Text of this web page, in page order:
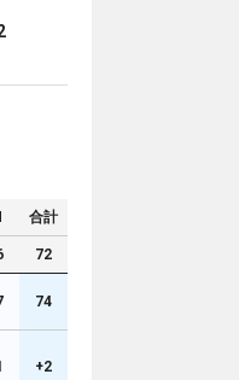
合計
72
74
+2